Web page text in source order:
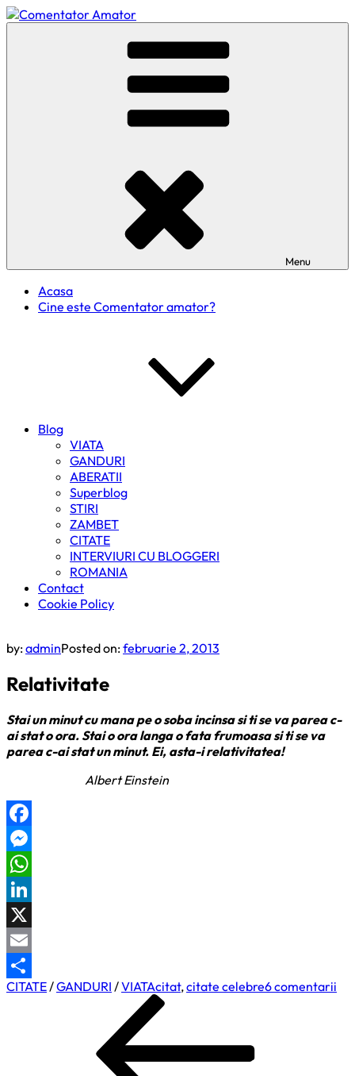
Skip
to
Menu
Acasa
Cine este Comentator amator?
Blog
VIATA
GANDURI
ABERATII
Superblog
STIRI
ZAMBET
CITATE
INTERVIURI CU BLOGGERI
ROMANIA
Contact
Cookie Policy
by:adminPosted on:februarie 2, 2013
Relativitate
Stai un minut cu mana pe o soba incinsa si ti se va parea c-
ai stat o ora. Stai o ora langa o fata frumoasa si ti se va
parea c-ai stat un minut. Ei, asta-i relativitatea!
Albert Einstein
Facebook
Messenger
WhatsApp
LinkedIn
X
Email
Partajează
CITATE /GANDURI /VIATAcitat,citate celebre6 comentarii